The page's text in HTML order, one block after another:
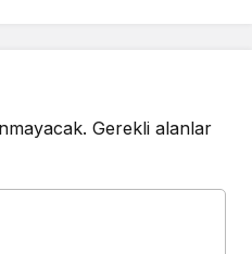
Gerekli alanlar